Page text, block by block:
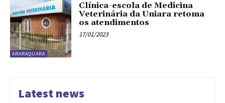
ARARAQUARA
Clínica-escola de Medicina
Veterinária da Uniara retoma
os atendimentos
17/01/2023
Latest news